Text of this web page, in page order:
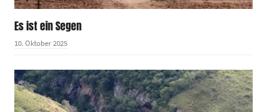
Es ist ein Segen
10. Oktober 2025